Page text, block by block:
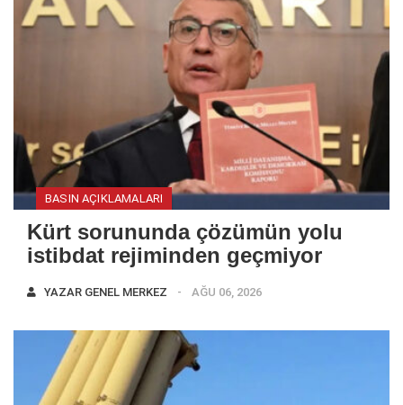
BASIN AÇIKLAMALARI
Kürt sorununda çözümün yolu
istibdat rejiminden geçmiyor
YAZAR GENEL MERKEZ AĞU 06, 2026